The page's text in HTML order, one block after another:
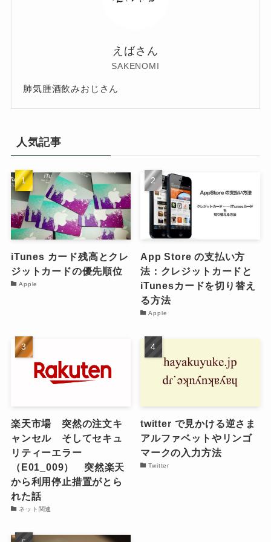
えばさん
SAKENOMI
肺気腫酒飲みおじさん
人気記事
iTunes カード残高とクレ
ジットカードの優先順位
Apple
App Store の支払い方
法：クレジットカードと
iTunesカードを切り替え
る方法
Apple
楽天市場 突然の注文キ
ャンセル そしてセキュ
リティーエラー
（E01_009） 突然楽天
から利用停止措置がとら
れた話
ネット関連
twitter で見かける逆さま
アルファベットやリンゴ
マークの入力方法
Twitter